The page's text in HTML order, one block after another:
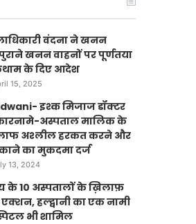
for
वंदना ने खनन
खनन वाहनों पर पूर्णतया
के दिए आदेश
15, 2025
इश्क मिजाज डॉक्टर
अस्पताल मालिक के
अश्लील हरकत करने और
का मुकदमा दर्ज
13, 2024
के 10 अस्पतालों के ख़िलाफ़
एक्शन, हल्द्वानी का एक नामी
भी शामिल